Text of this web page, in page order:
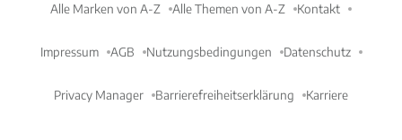
Alle Marken von A-Z Alle Themen von A-Z Kontakt
Impressum AGB Nutzungsbedingungen Datenschutz
Privacy Manager Barrierefreiheitserklärung Karriere